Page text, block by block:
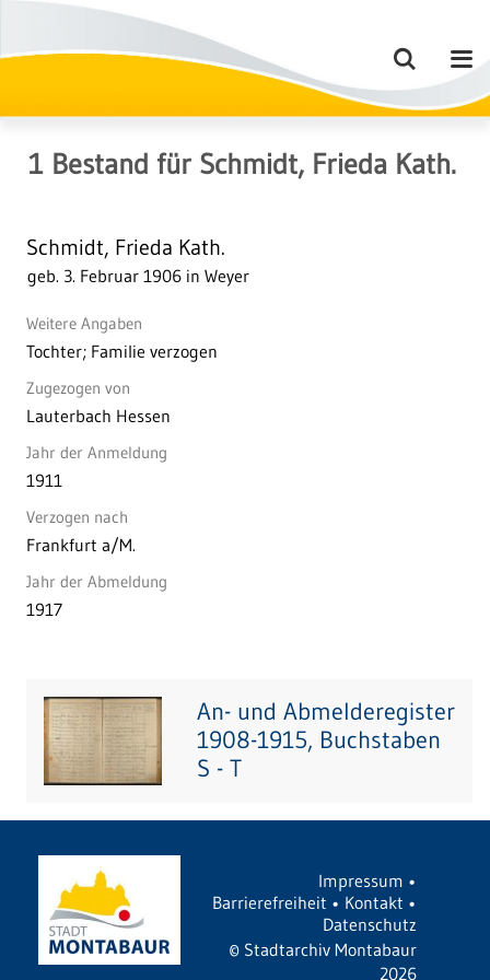
1 Bestand für Schmidt, Frieda Kath.
Schmidt, Frieda Kath.
geb. 3. Februar 1906 in Weyer
Weitere Angaben
Tochter; Familie verzogen
Zugezogen von
Lauterbach Hessen
Jahr der Anmeldung
1911
Verzogen nach
Frankfurt a/M.
Jahr der Abmeldung
1917
An- und Abmelderegister
1908-1915, Buchstaben
S - T
Impressum •
Barrierefreiheit • Kontakt •
Datenschutz
© Stadtarchiv Montabaur
2026